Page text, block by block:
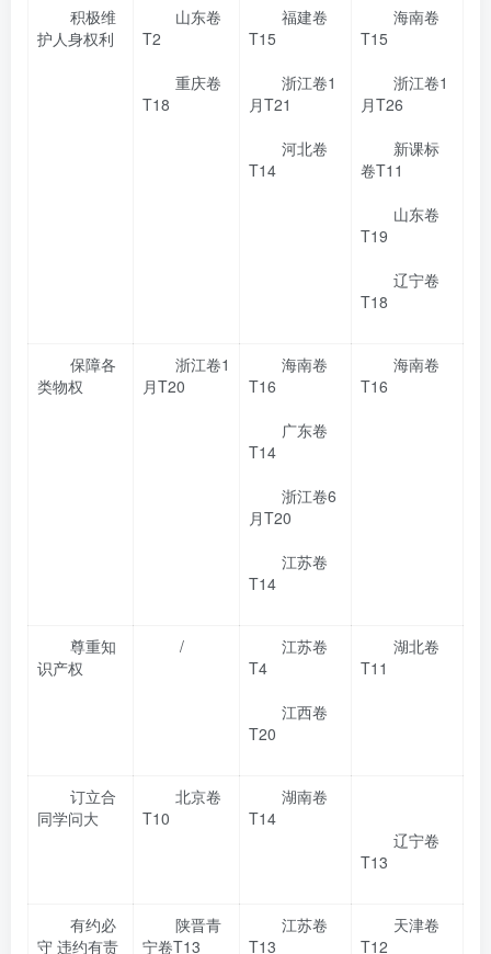
积极维
护人身权利
山东卷
T2
重庆卷
T18
福建卷
T15
浙江卷1
月T21
河北卷
T14
海南卷
T15
浙江卷1
月T26
新课标
卷T11
山东卷
T19
辽宁卷
T18
保障各
类物权
浙江卷1
月T20
海南卷
T16
广东卷
T14
浙江卷6
月T20
江苏卷
T14
海南卷
T16
尊重知
识产权
/
江苏卷
T4
江西卷
T20
湖北卷
T11
订立合
同学问大
北京卷
T10
湖南卷
T14
辽宁卷
T13
有约必
守 违约有责
陕晋青
宁卷T13
江苏卷
T13
天津卷
T12